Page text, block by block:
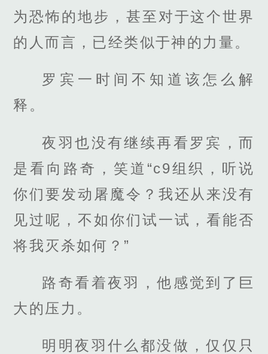
为恐怖的地步，甚至对于这个世界
的人而言，已经类似于神的力量。
罗宾一时间不知道该怎么解
释。
夜羽也没有继续再看罗宾，而
是看向路奇，笑道“c9组织，听说
你们要发动屠魔令？我还从来没有
见过呢，不如你们试一试，看能否
将我灭杀如何？”
路奇看着夜羽，他感觉到了巨
大的压力。
明明夜羽什么都没做，仅仅只